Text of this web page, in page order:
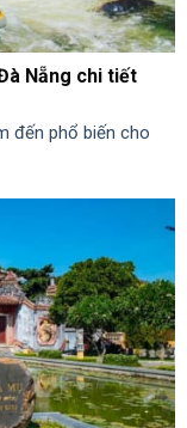
Nẵng chi tiết
đến phổ biến cho